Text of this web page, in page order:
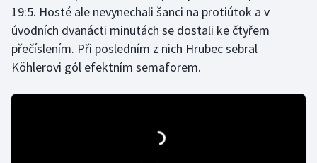
Motorsport
Olympijské hry
Parasport
19:5. Hosté ale nevynechali šanci na protiútok a v
úvodních dvanácti minutách se dostali ke čtyřem
přečíslením. Při posledním z nich Hrubec sebral
Köhlerovi gól efektním semaforem.